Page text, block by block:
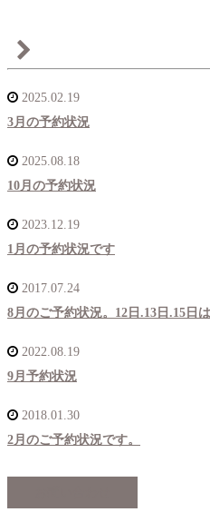
2025.02.19
3月の予約状況
2025.08.18
10月の予約状況
2023.12.19
1月の予約状況です
2017.07.24
8月のご予約状況。12日.13日.15日
2022.08.19
9月予約状況
2018.01.30
2月のご予約状況です。